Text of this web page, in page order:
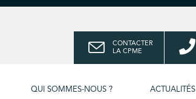
CONTACTER
LA CPME
QUI SOMMES-NOUS ? ACTUALITÉS